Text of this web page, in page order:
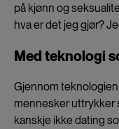
på kjønn og
hva er det jeg gjør?
Med teknologi
Gjennom
mennesker uttrykker
kanskje ikke dating